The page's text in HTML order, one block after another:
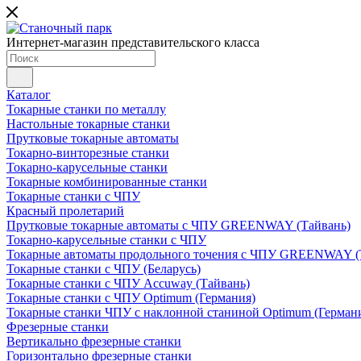
Интернет-магазин представительского класса
Каталог
Токарные станки по металлу
Настольные токарные станки
Прутковые токарные автоматы
Токарно-винторезные станки
Токарно-карусельные станки
Токарные комбинированные станки
Токарные станки с ЧПУ
Красный пролетарий
Прутковые токарные автоматы с ЧПУ GREENWAY (Тайвань)
Токарно-карусельные станки с ЧПУ
Токарные автоматы продольного точения с ЧПУ GREENWAY
Токарные станки с ЧПУ (Беларусь)
Токарные станки с ЧПУ Accuway (Тайвань)
Токарные станки с ЧПУ Optimum (Германия)
Токарные станки ЧПУ с наклонной станиной Optimum
Фрезерные станки
Вертикально фрезерные станки
Горизонтально фрезерные станки